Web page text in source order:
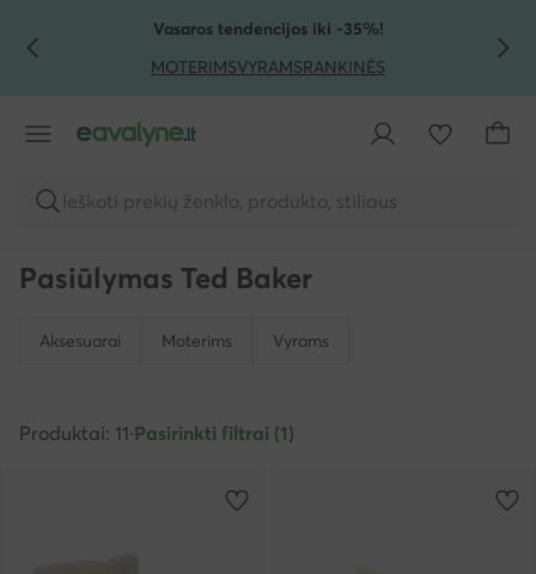
PEREITI PRIE PAGRINDINIO TURINIO
PEREITI Į PAIEŠKĄVasaros tendencijos iki -35%!
MOTERIMSVYRAMSRANKINĖS
Ieškoti prekių ženklo, produkto, stiliaus
Pasiūlymas Ted Baker
Aksesuarai Moterims Vyrams
Produktai: 11·Pasirinkti filtrai (1)